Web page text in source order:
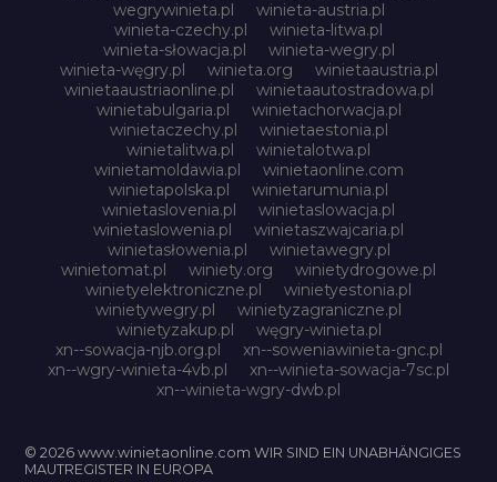
wegrywinieta.pl
winieta-austria.pl
winieta-czechy.pl
winieta-litwa.pl
winieta-słowacja.pl
winieta-wegry.pl
winieta-węgry.pl
winieta.org
winietaaustria.pl
winietaaustriaonline.pl
winietaautostradowa.pl
winietabulgaria.pl
winietachorwacja.pl
winietaczechy.pl
winietaestonia.pl
winietalitwa.pl
winietalotwa.pl
winietamoldawia.pl
winietaonline.com
winietapolska.pl
winietarumunia.pl
winietaslovenia.pl
winietaslowacja.pl
winietaslowenia.pl
winietaszwajcaria.pl
winietasłowenia.pl
winietawegry.pl
winietomat.pl
winiety.org
winietydrogowe.pl
winietyelektroniczne.pl
winietyestonia.pl
winietywegry.pl
winietyzagraniczne.pl
winietyzakup.pl
węgry-winieta.pl
xn--sowacja-njb.org.pl
xn--soweniawinieta-gnc.pl
xn--wgry-winieta-4vb.pl
xn--winieta-sowacja-7sc.pl
xn--winieta-wgry-dwb.pl
© 2026 www.winietaonline.com WIR SIND EIN UNABHÄNGIGES
MAUTREGISTER IN EUROPA